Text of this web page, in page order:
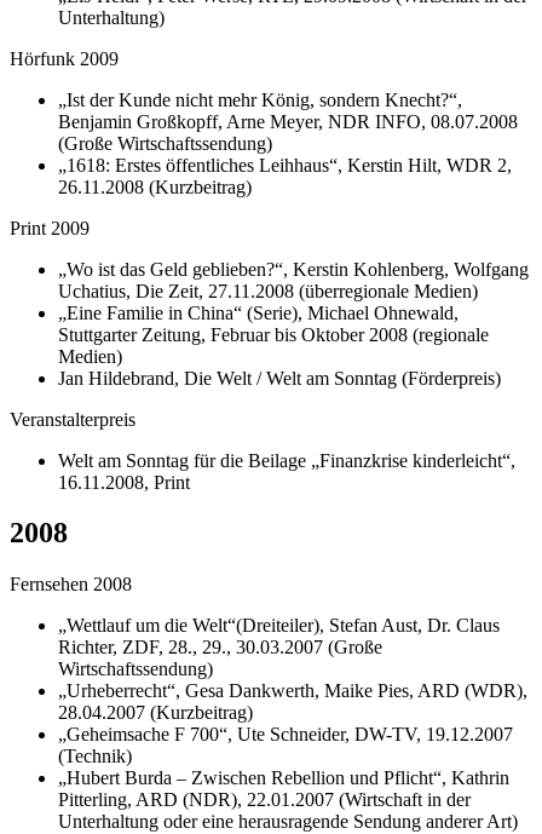
Unterhaltung)
Hörfunk 2009
„Ist der Kunde nicht mehr König, sondern Knecht?“,
Benjamin Großkopff, Arne Meyer, NDR INFO, 08.07.2008
(Große Wirtschaftssendung)
„1618: Erstes öffentliches Leihhaus“, Kerstin Hilt, WDR 2,
26.11.2008 (Kurzbeitrag)
Print 2009
„Wo ist das Geld geblieben?“, Kerstin Kohlenberg, Wolfgang
Uchatius, Die Zeit, 27.11.2008 (überregionale Medien)
„Eine Familie in China“ (Serie), Michael Ohnewald,
Stuttgarter Zeitung, Februar bis Oktober 2008 (regionale
Medien)
Jan Hildebrand, Die Welt / Welt am Sonntag (Förderpreis)
Veranstalterpreis
Welt am Sonntag für die Beilage „Finanzkrise kinderleicht“,
16.11.2008, Print
2008
Fernsehen 2008
„Wettlauf um die Welt“(Dreiteiler), Stefan Aust, Dr. Claus
Richter, ZDF, 28., 29., 30.03.2007 (Große
Wirtschaftssendung)
„Urheberrecht“, Gesa Dankwerth, Maike Pies, ARD (WDR),
28.04.2007 (Kurzbeitrag)
„Geheimsache F 700“, Ute Schneider, DW-TV, 19.12.2007
(Technik)
„Hubert Burda – Zwischen Rebellion und Pflicht“, Kathrin
Pitterling, ARD (NDR), 22.01.2007 (Wirtschaft in der
Unterhaltung oder eine herausragende Sendung anderer Art)